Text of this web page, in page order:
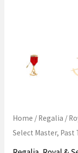
Home / Regalia /
Select Master,